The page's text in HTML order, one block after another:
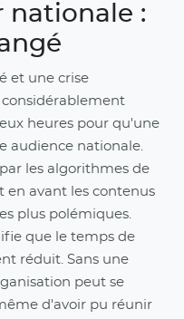
nationale :
et une crise
heures pour qu'une
audience nationale.
les algorithmes de
avant les contenus
plus polémiques.
que le temps de
réduit. Sans une
peut se
d'avoir pu réunir